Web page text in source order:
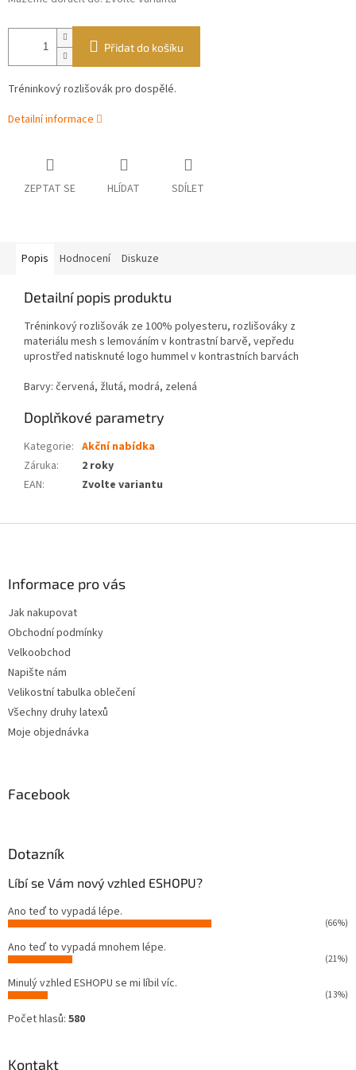
Přidat do košíku
Tréninkový rozlišovák pro dospělé.
Detailní informace
ZEPTAT SE HLÍDAT SDÍLET
Popis Hodnocení Diskuze
Detailní popis produktu
Tréninkový rozlišovák ze 100% polyesteru, rozlišováky z
materiálu mesh s lemováním v kontrastní barvě, vepředu
uprostřed natisknuté logo hummel v kontrastních barvách
Barvy: červená, žlutá, modrá, zelená
Doplňkové parametry
Kategorie: Akční nabídka
Záruka:
2 roky
EAN: Zvolte variantu
Informace pro vás
Jak nakupovat
Obchodní podmínky
Velkoobchod
Napište nám
Velikostní tabulka oblečení
Všechny druhy latexů
Moje objednávka
Facebook
Dotazník
Líbí se Vám nový vzhled ESHOPU?
Ano teď to vypadá lépe.
(66%)
Ano teď to vypadá mnohem lépe.
(21%)
Minulý vzhled ESHOPU se mi líbil víc.
(13%)
Počet hlasů: 580
Kontakt